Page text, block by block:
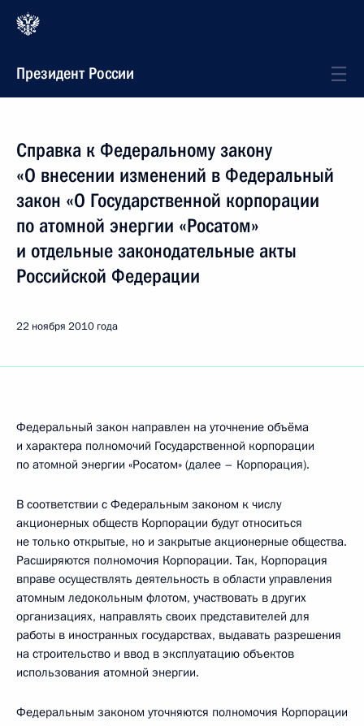
Президент России
Справка к Федеральному закону
«О внесении изменений в Федеральный
закон «О Государственной корпорации
по атомной энергии «Росатом»
и отдельные законодательные акты
Российской Федерации
22 ноября 2010 года
Федеральный закон направлен на уточнение объёма
и характера полномочий Государственной корпорации
по атомной энергии «Росатом» (далее – Корпорация).
В соответствии с Федеральным законом к числу
акционерных обществ Корпорации будут относиться
не только открытые, но и закрытые акционерные общества.
Расширяются полномочия Корпорации. Так, Корпорация
вправе осуществлять деятельность в области управления
атомным ледокольным флотом, участвовать в других
организациях, направлять своих представителей для
работы в иностранных государствах, выдавать разрешения
на строительство и ввод в эксплуатацию объектов
использования атомной энергии.
Федеральным законом уточняются полномочия Корпорации